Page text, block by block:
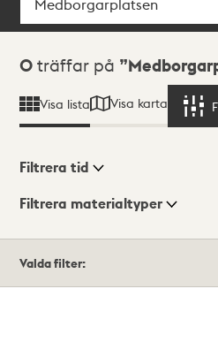
Sökresultat
0 träffar på
Visa lista Visa karta
Visningsläge
Filtrera tid
Filtrera materialtyper
träffar
Valda filter: